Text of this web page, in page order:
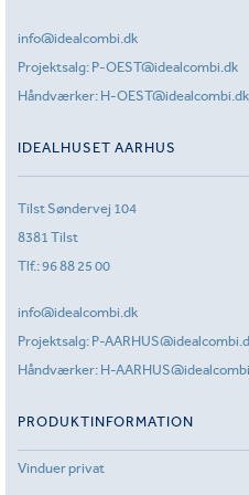
info@idealcombi.dk
Projektsalg: P-OEST@idealcombi.dk
Håndværker: H-OEST@idealcombi.dk
IDEALHUSET AARHUS
Tilst Søndervej 104
8381 Tilst
Tlf.:96 88 25 00
info@idealcombi.dk
Projektsalg: P-
Håndværker: H-
PRODUKTINFORMATION
Vinduer privat